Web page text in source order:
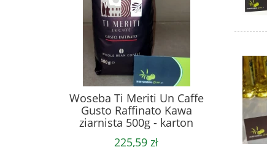
Woseba Ti Meriti Un Caffe
Gusto Raffinato Kawa
ziarnista 500g - karton
225,59 zł